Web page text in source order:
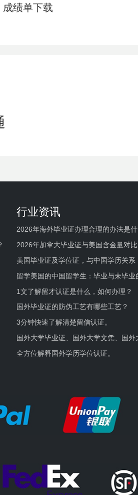
成绩单下载
行业资讯
2026年海外毕业证办理合理的办法是
2026年加拿大毕业证与美国含金量对比
美国毕业证及学位证，与中国学历关系
留学美国的中国留学生：毕业与未毕业
1文了解留才认证是什么，如何办理？
国外毕业证的防伪工艺有哪些工艺？
3分钟快速了解清楚留信认证。
国外大学毕业证、国外大学文凭、国外
全方位解释国外学历学位认证。